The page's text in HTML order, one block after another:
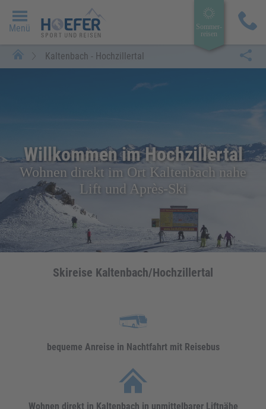
Menü
Sommer­
reisen
Kaltenbach - Hochzillertal
Willkommen im Hochzillertal
Wohnen direkt im Ort Kaltenbach nahe
Lift und Après-Ski
Skireise Kaltenbach/Hochzillertal
bequeme Anreise in Nachtfahrt mit Reisebus
Wohnen direkt in Kaltenbach in unmittelbarer Liftnähe